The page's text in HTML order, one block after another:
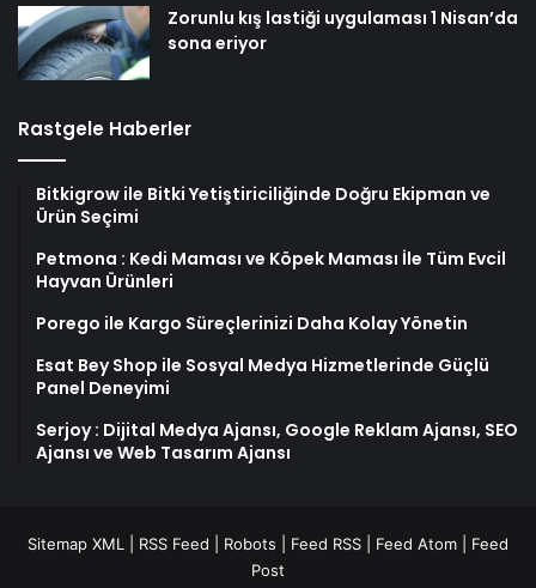
Zorunlu kış lastiği uygulaması 1 Nisan’da
sona eriyor
Rastgele Haberler
Bitkigrow ile Bitki Yetiştiriciliğinde Doğru Ekipman ve
Ürün Seçimi
Petmona : Kedi Maması ve Köpek Maması İle Tüm Evcil
Hayvan Ürünleri
Porego ile Kargo Süreçlerinizi Daha Kolay Yönetin
Esat Bey Shop ile Sosyal Medya Hizmetlerinde Güçlü
Panel Deneyimi
Serjoy : Dijital Medya Ajansı, Google Reklam Ajansı, SEO
Ajansı ve Web Tasarım Ajansı
Sitemap XML RSS Feed Robots Feed RSS Feed Atom
Feed
Post